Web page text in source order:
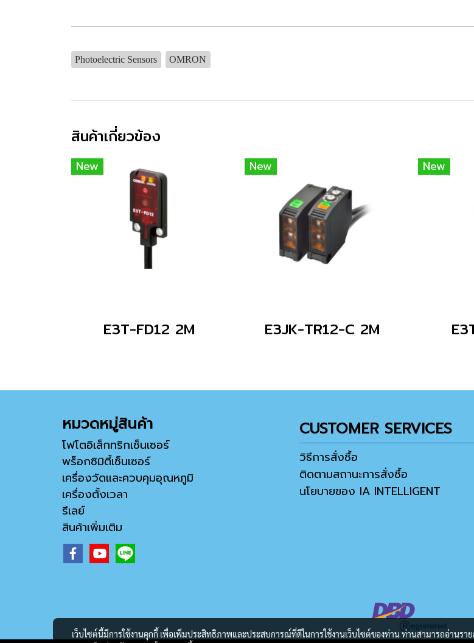
Photoelectric Sensors OMRON
สินค้าเกี่ยวข้อง
New
E3T-FD12 2M
New
E3JK-TR12-C 2M
New
หมวดหมู่สินค้า
โฟโตอิเล็กทริกเซ็นเซอร์
พร็อกซิมิตี้เซ็นเซอร์
เครื่องวัดและควบคุมอุณหภูมิ
เครื่องตั้งเวลา
รีเลย์
สินค้าเพิ่มเติม
CUSTOMER SERVICES
วิธีการสั่งซื้อ
ติดตามสถานะการสั่งซื้อ
นโยบายของ IA INTELLIGENT
เว็บไซต์นี้มีการใช้งานคุกกี้ เพื่อเพิ่มประสิทธิภาพและประสบการณ์ที่ดีในการใช้งานเว็บไซต์ของท่าน ท่านสามารถอ่านราย